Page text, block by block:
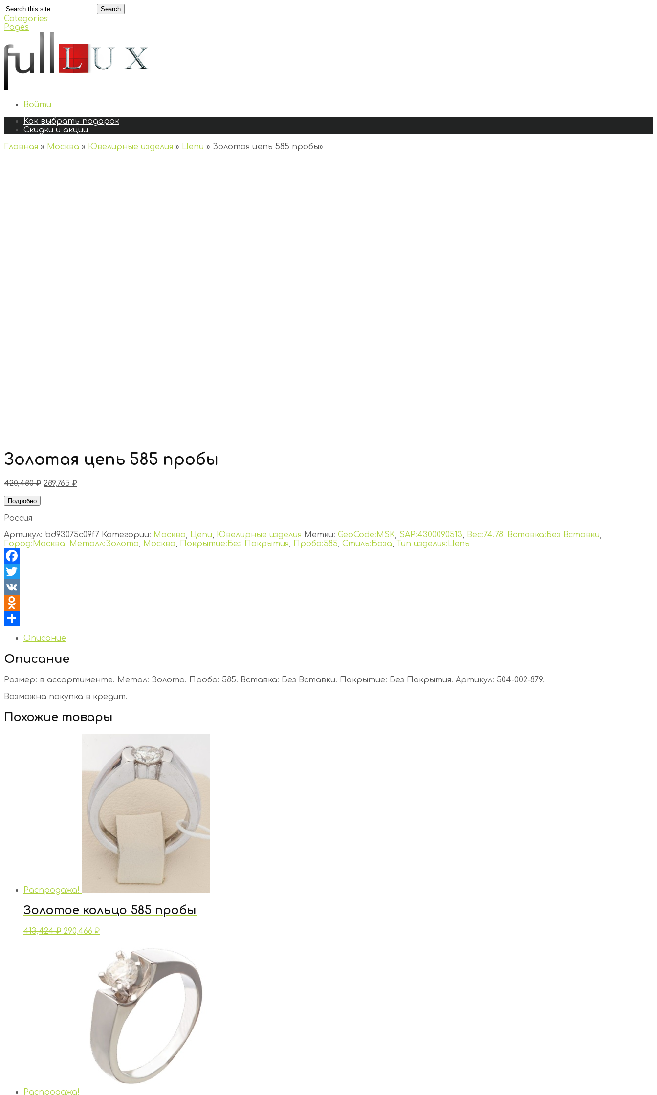
Search
Categories
Pages
Войти
Как выбрать подарок
Скидки и акции
Главная » Москва » Ювелирные изделия » Цепи » Золотая цепь 585 пробы»
Золотая цепь 585 пробы
420,480₽ 289,765 ₽
Подробно
Россия
Артикул: bd93075c09f7 Категории: Москва, Цепи, Ювелирные изделия Метки: GeoCode:MSK, SAP:4300090513, Вес:74.78, Вставка:Без Вставки,
Город:Москва, Металл:Золото, Москва, Покрытие:Без Покрытия, Проба:585, Стиль:База, Тип изделия:Цепь
Facebook
Twitter
VK
Odnoklassniki
Отправить
Описание
Описание
Размер: в ассортименте. Метал: Золото. Проба: 585. Вставка: Без Вставки. Покрытие: Без Покрытия. Артикул: 504-002-879.
Возможна покупка в кредит.
Похожие товары
Распродажа!
Золотое кольцо 585 пробы
413,424₽ 290,466 ₽
Распродажа!